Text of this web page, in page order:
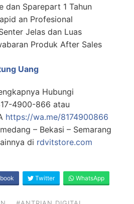
dan Sparepart 1 Tahun
an Profesional
Jelas dan Luas
Produk After Sales
Uang
Hubungi
4900-866 atau
https://wa.me/8174900866
– Bekasi – Semarang
di rdvitstore.com
Twitter WhatsApp